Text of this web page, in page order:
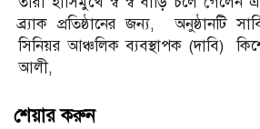
ব্র্যাক প্রতিষ্ঠানের জন্য, অনুষ্ঠানটি
সিনিয়র আঞ্চলিক ব্যবস্থাপক (দাবি)
আলী,
শেয়ার করুন